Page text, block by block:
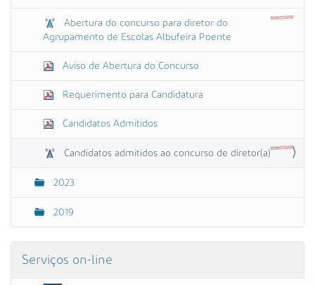
Abertura do concurso para diretor do
Agrupamento de Escolas Albufeira Poente
Aviso de Abertura do Concurso
Requerimento para Candidatura
Candidatos Admitidos
Candidatos admitidos ao concurso de diretor(a)
2023
2019
Serviços on-line